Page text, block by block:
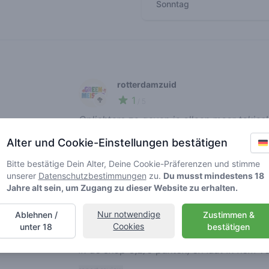
Sonntag
🥦
rotterdamzuid
1
Oplichters ze geven je alleen maar takjes!
report review
kingpunani
Ik ken betere shops. Wietje kopen en
ken alleen hun amnesia haze, maar
ik de shop 3,2/5 punten, en laat ik hem
Alter und Cookie-Einstellungen bestätigen
Bitte bestätige Dein Alter, Deine Cookie-Präferenzen und stimme
unserer Datenschutzbestimmungen zu. Du musst mindestens 18
Jahre alt sein, um Zugang zu dieser Website zu erhalten.
Zustimmen &
bestätigen
Nur notwendige
Cookies
Ablehnen /
unter 18